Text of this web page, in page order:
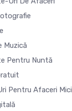
Muzică
Pentru Nuntă
Pentru Afaceri Mici